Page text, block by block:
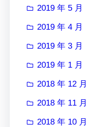
2019 年 5 月
2019 年 4 月
2019 年 3 月
2019 年 1 月
2018 年 12 月
2018 年 11 月
2018 年 10 月